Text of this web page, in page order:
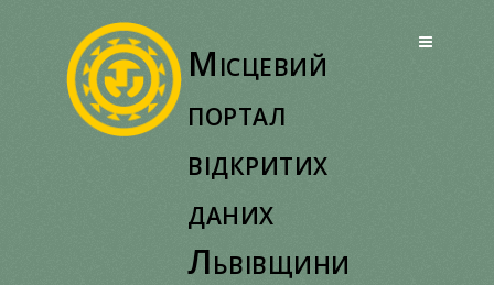
Місцевий
портал
відкритих
даних
Львівщини